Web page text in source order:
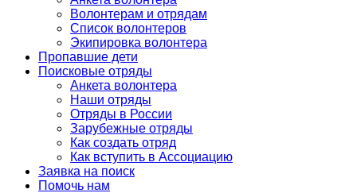
Волонтерам и отрядам
Список волонтеров
Экипировка волонтера
Пропавшие дети
Поисковые отряды
Анкета волонтера
Наши отряды
Отряды в России
Зарубежные отряды
Как создать отряд
Как вступить в Ассоциацию
Заявка на поиск
Помочь нам